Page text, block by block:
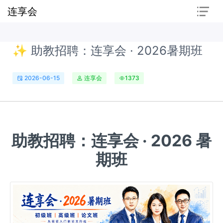
连享会
✨ 助教招聘：连享会 · 2026暑期班
2026-06-15 连享会 1373
助教招聘：连享会 · 2026 暑
期班